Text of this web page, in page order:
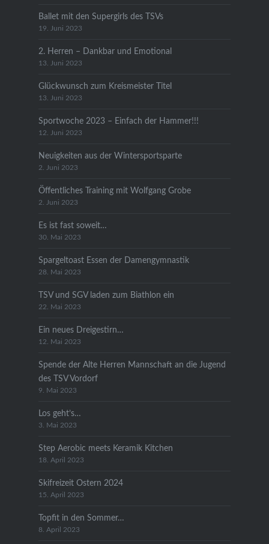
Ballet mit den Supergirls des TSVs
19. Juni 2023
2. Herren – Dankbar und Emotional
13. Juni 2023
Glückwunsch zum Kreismeister Titel
13. Juni 2023
Sportwoche 2023 – Einfach der Hammer!!!
12. Juni 2023
Neuigkeiten aus der Wintersportsparte
2. Juni 2023
Öffentliches Training mit Wolfgang Grobe
2. Juni 2023
Es ist fast soweit…
30. Mai 2023
Spargeltoast Essen der Damengymnastik
28. Mai 2023
TSV und SGV laden zum Biathlon ein
22. Mai 2023
Ein neues Dreigestirn…
12. Mai 2023
Spende der Alte Herren Mannschaft an die Jugend
des TSV Vordorf
9. Mai 2023
Los geht’s…
3. Mai 2023
Step Aerobic meets Keramik Kitchen
18. April 2023
Skifreizeit Ostern 2024
15. April 2023
Topfit in den Sommer…
8. April 2023